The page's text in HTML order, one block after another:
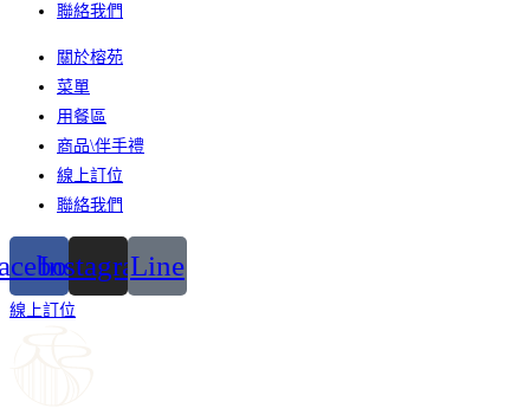
聯絡我們
關於榕苑
菜單
用餐區
商品\伴手禮
線上訂位
聯絡我們
InstagramLine
線上訂位